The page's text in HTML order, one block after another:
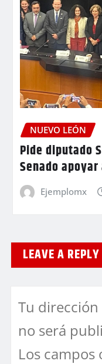
NUEVO LEÓN
Pide diputado
Senado
Ejemplomx
LEAVE A REPLY
Tu
no será
Los